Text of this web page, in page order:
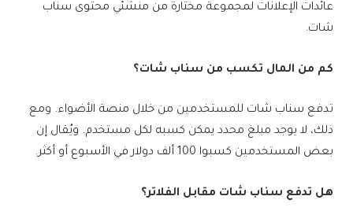
عائدات الإعلانات لمجموعة مختارة من منشئي محتوى سناب
شات.
كم من المال تكسب من سناب شات؟
تدفع سناب شات للمستخدمين من خلال منصة الأضواء. ومع
ذلك، لا يوجد مبلغ محدد يمكن كسبه لكل مستخدم. ويُقال إن
بعض المستخدمين كسبوا 100 ألف دولار في الأسبوع أو أكثر.
هل تدفع سناب شات مقابل الفلاتر؟